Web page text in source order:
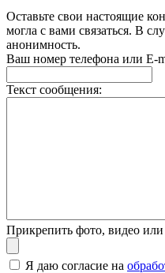
Оставьте свои настоящие
могла с вами связаться. В
анонимность.
Ваш номер телефона или E-
Текст сообщения:
Прикрепить фото, видео
Я даю согласие на